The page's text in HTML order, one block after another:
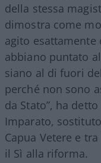
della stessa
dimostra come
agito
abbiano puntato
siano al di fuori
perché non sono
da Stato”, ha
Imparato,
Capua Vetere e
il Sì alla riforma.